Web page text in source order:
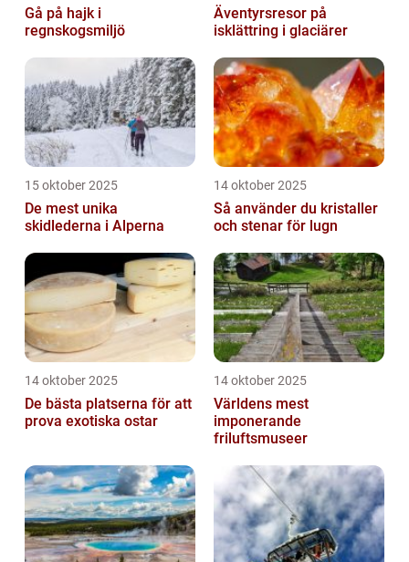
Gå på hajk i
regnskogsmiljö
Äventyrsresor på
isklättring i glaciärer
15 oktober 2025
De mest unika
skidlederna i Alperna
14 oktober 2025
Så använder du kristaller
och stenar för lugn
14 oktober 2025
De bästa platserna för att
prova exotiska ostar
14 oktober 2025
Världens mest
imponerande
friluftsmuseer